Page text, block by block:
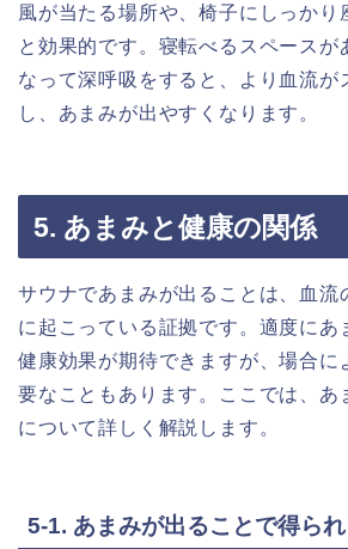
風が当たる場所や、椅子にしっかり
と効果的です。寝転べるスペースが
なって深呼吸をすると、より血流が
し、あまみが出やすくなります。
5. あまみと健康の関係
サウナであまみが出ることは、血流
に起こっている証拠です。適度にあ
健康効果が期待できますが、場合に
要なこともあります。ここでは、あ
について詳しく解説します。
5-1. あまみが出ることで得ら